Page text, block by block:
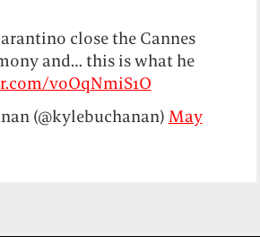
close the Cannes
and… this is what he
voOqNmiS1O
(@kylebuchanan) May